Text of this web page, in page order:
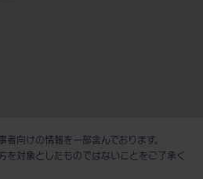
デモ / 見積依頼
者向けの情報を一部含んでおります。
を対象としたものではないことをご了承く